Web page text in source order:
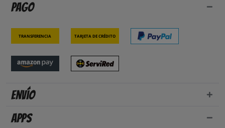
Pago
Transferencia Tarjeta de crédito
Envío
Apps